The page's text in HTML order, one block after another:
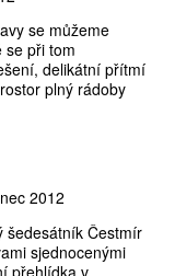
se můžeme
se při tom
delikátní přítmí
plný rádoby
2012
šedesátník Čestmír
sjednocenými